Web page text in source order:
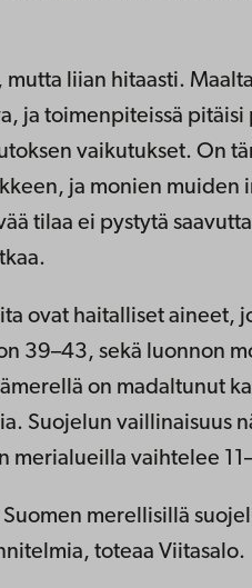
mutta liian hitaasti.
ja toimenpiteissä pitäisi
vaikutukset. On
ja monien muiden
tilaa ei pystytä
ovat haitalliset aineet,
39–43, sekä luonnon
on madaltunut
Suojelun vaillinaisuus
merialueilla vaihtelee
merellisillä
toteaa Viitasalo.